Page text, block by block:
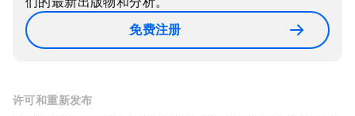
免费注册
许可和重新发布